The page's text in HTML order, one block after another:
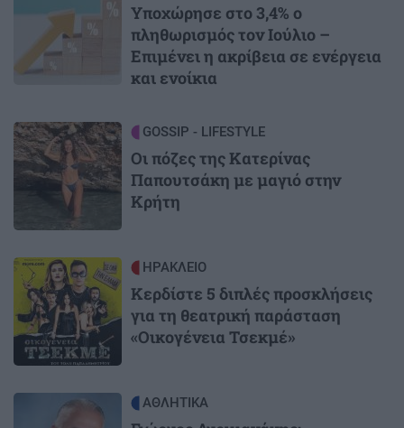
Υποχώρησε στο 3,4% ο
πληθωρισμός τον Ιούλιο –
Επιμένει η ακρίβεια σε ενέργεια
και ενοίκια
Image GOSSIP - LIFESTYLE
Οι πόζες της Κατερίνας
Παπουτσάκη με μαγιό στην
Κρήτη
Image ΗΡΑΚΛΕΙΟ
Κερδίστε 5 διπλές προσκλήσεις
για τη θεατρική παράσταση
«Οικογένεια Τσεκμέ»
ΑΘΛΗΤΙΚΑ